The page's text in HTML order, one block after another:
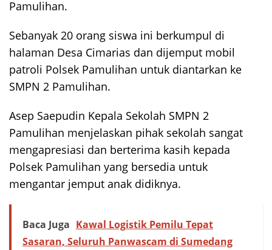
Pamulihan.
Sebanyak 20 orang siswa ini berkumpul di
halaman Desa Cimarias dan dijemput mobil
patroli Polsek Pamulihan untuk diantarkan ke
SMPN 2 Pamulihan.
Asep Saepudin Kepala Sekolah SMPN 2
Pamulihan menjelaskan pihak sekolah sangat
mengapresiasi dan berterima kasih kepada
Polsek Pamulihan yang bersedia untuk
mengantar jemput anak didiknya.
Baca Juga Kawal Logistik Pemilu Tepat
Sasaran, Seluruh Panwascam di Sumedang